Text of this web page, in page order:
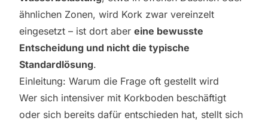
ähnlichen Zonen, wird Kork zwar vereinzelt
eingesetzt – ist dort aber eine bewusste
Entscheidung und nicht die typische
Standardlösung.
Einleitung: Warum die Frage oft gestellt wird
Wer sich intensiver mit Korkboden beschäftigt
oder sich bereits dafür entschieden hat, stellt sich